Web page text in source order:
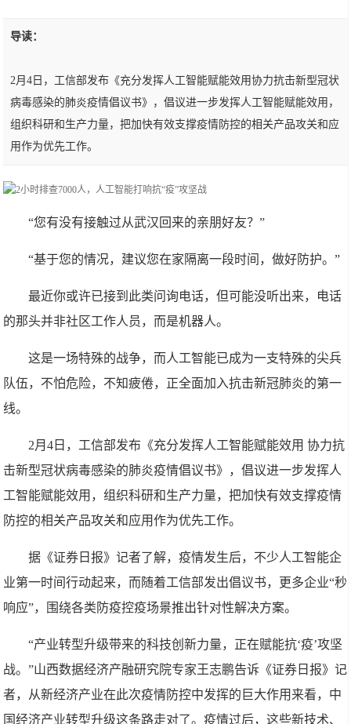
导读：
2月4日，工信部发布《充分发挥人工智能赋能效用协力抗击新型冠状
病毒感染的肺炎疫情倡议书》，倡议进一步发挥人工智能赋能效用，
组织科研和生产力量，把加快有效支撑疫情防控的相关产品攻关和应
用作为优先工作。
“您有没有接触过从武汉回来的亲朋好友？”
“基于您的情况，建议您在家隔离一段时间，做好防护。”
最近你或许已接到此类问询电话，但可能没听出来，电话
的那头并非社区工作人员，而是机器人。
这是一场特殊的战争，而人工智能已成为一支特殊的尖兵
队伍，不怕危险，不知疲倦，正全面加入抗击新冠肺炎的第一
线。
2月4日，工信部发布《充分发挥人工智能赋能效用 协力抗
击新型冠状病毒感染的肺炎疫情倡议书》，倡议进一步发挥人
工智能赋能效用，组织科研和生产力量，把加快有效支撑疫情
防控的相关产品攻关和应用作为优先工作。
据《证券日报》记者了解，疫情发生后，不少人工智能企
业第一时间行动起来，而随着工信部发出倡议书，更多企业“秒
响应”，围绕各类防疫控疫场景推出针对性解决方案。
“产业转型升级带来的科技创新力量，正在赋能抗‘疫’攻坚
战。”山西数据经济产融研究院专家王志鹏告诉《证券日报》记
者，从新经济产业在此次疫情防控中发挥的巨大作用来看，中
国经济产业转型升级这条路走对了。疫情过后，这些新技术、